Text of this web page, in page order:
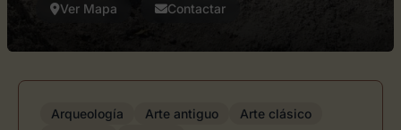
Ver Mapa Contactar
Arqueología Arte antiguo
Arte clásico